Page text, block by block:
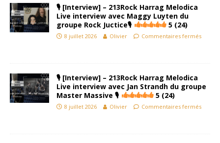
🎙 [Interview] – 213Rock Harrag Melodica
Live interview avec Maggy Luyten du
groupe Rock Juctice🎙
5 (24)
8 juillet 2026 Olivier Commentaires fermés
🎙 [Interview] – 213Rock Harrag Melodica
Live interview avec Jan Strandh du groupe
Master Massive 🎙
5 (24)
8 juillet 2026 Olivier Commentaires fermés